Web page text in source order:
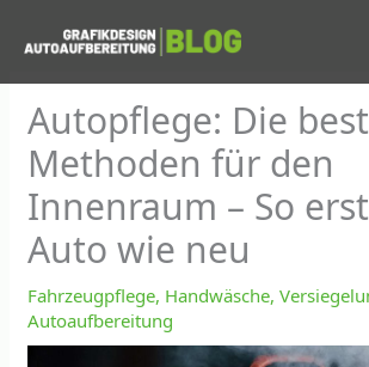
Inhalt
Autopflege: Die
Methoden für den
Innenraum – So
Auto wie neu
Fahrzeugpflege, Handwäsche,
Autoaufbereitung